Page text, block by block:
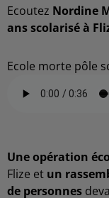
Ecoutez Nordine
ans scolarisé à
Ecole morte pôle
Une opération
Flize et un
de personnes